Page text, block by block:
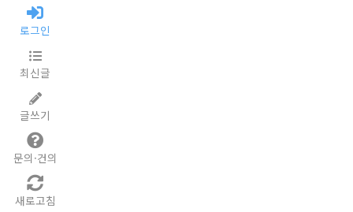
로그인
최신글
글쓰기
문의·건의
새로고침